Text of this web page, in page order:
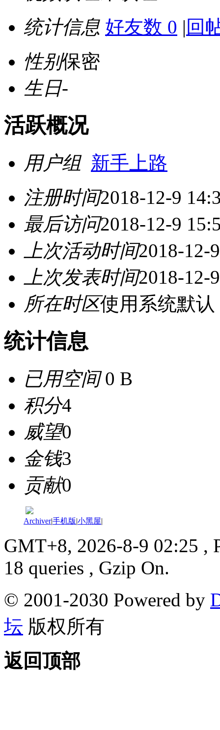
统计信息 好友数 0 | 回
性别保密
生日-
活跃概况
用户组 新手上路
注册时间2018-12-9
最后访问2018-12-9
上次活动时间2018-12-
上次发表时间2018-12-
所在时区使用系统默认
统计信息
已用空间0 B
积分4
威望0
金钱3
贡献0
Archiver|手机版|小黑屋|
GMT+8, 2026-8-9 02:25 ,
18 queries , Gzip On.
© 2001-2030 Powered by
坛 版权所有
返回顶部